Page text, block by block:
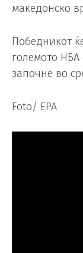
македонско
Победникот
големото
започне во
Foto/ EPA